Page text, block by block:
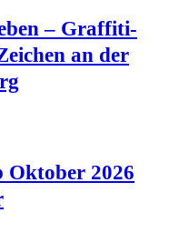
– Graf­fi­ti-
an der
Okto­ber 2026